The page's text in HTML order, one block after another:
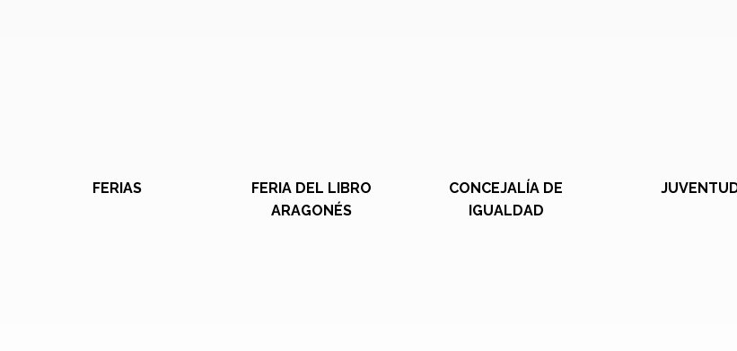
FERIAS
FERIA DEL LIBRO
ARAGONÉS
CONCEJALÍA DE
IGUALDAD